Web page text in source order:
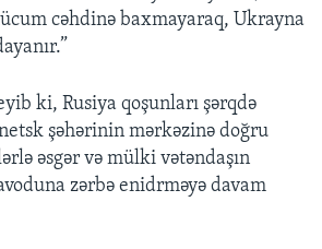
cəhdinə baxmayaraq, Ukrayna
ki, Rusiya qoşunları şərqdə
şəhərinin mərkəzinə doğru
əsgər və mülki vətəndaşın
zərbə enidrməyə davam